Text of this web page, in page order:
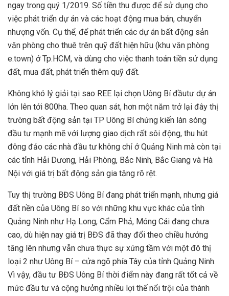
ngay trong quý 1/2019. Số tiền thu được để sử dụng cho
việc phát triển dự án và các hoạt động mua bán, chuyển
nhượng vốn. Cụ thể, để phát triển các dự án bất động sản
văn phòng cho thuê trên quỹ đất hiện hữu (khu văn phòng
e.town) ở Tp.HCM, và dùng cho việc thanh toán tiền sử dụng
đất, mua đất, phát triển thêm quỹ đất.
Không khó lý giải tại sao REE lại chọn Uông Bí đầutư dự án
lớn lên tới 800ha. Theo quan sát, hơn một năm trở lại đây thị
trường bất động sản tại TP Uông Bí chứng kiến làn sóng
đầu tư mạnh mẽ với lượng giao dịch rất sôi động, thu hút
đông đảo các nhà đầu tư không chỉ ở Quảng Ninh mà còn tại
các tỉnh Hải Dương, Hải Phòng, Bắc Ninh, Bắc Giang và Hà
Nội với giá trị bất động sản gia tăng rõ rệt.
Tuy thị trường BĐS Uông Bí đang phát triển mạnh, nhưng giá
đất nền của Uông Bí so với những khu vực khác của tỉnh
Quảng Ninh như Hạ Long, Cẩm Phả, Móng Cái đang chưa
cao, dù hiện nay giá trị BĐS đã thay đổi theo chiều hướng
tăng lên nhưng vẫn chưa thực sự xứng tầm với một đô thị
loại 2 như Uông Bí – cửa ngõ phía Tây của tỉnh Quảng Ninh.
Vì vậy, đầu tư BĐS Uông Bí thời điểm này đang rất tốt cả về
mức đầu tư và cộng hưởng nhiều lợi thế nổi trội của thành